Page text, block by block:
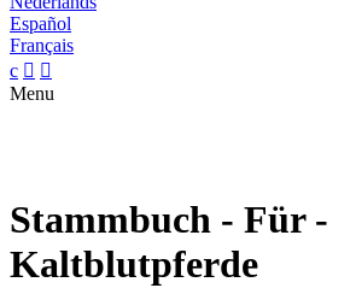
Español
Français
c  
Menu
Stammbuch - Für -
Kaltblutpferde